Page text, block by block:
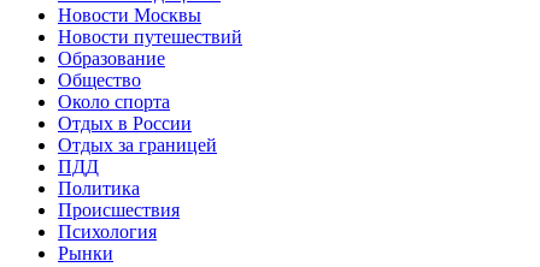
Новости Москвы
Новости путешествий
Образование
Общество
Около спорта
Отдых в России
Отдых за границей
ПДД
Политика
Происшествия
Психология
Рынки